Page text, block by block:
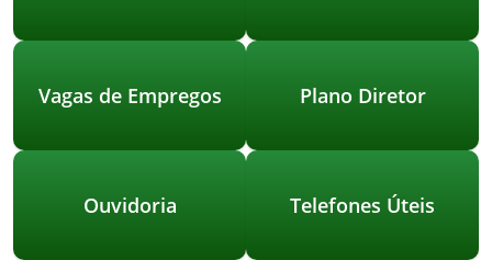
Vagas de Empregos Plano Diretor
Ouvidoria Telefones Úteis